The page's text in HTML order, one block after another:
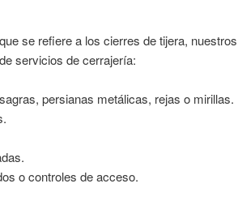
se refiere a los cierres de tijera, nuestros
servicios de cerrajería:
persianas metálicas, rejas o mirillas.
o controles de acceso.